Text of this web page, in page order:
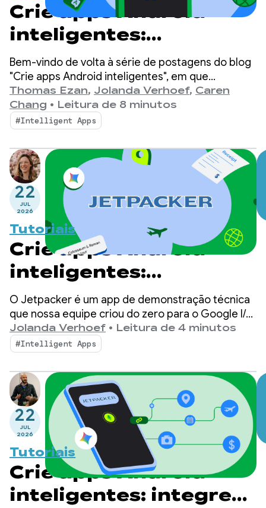
Crie apps Android
inteligentes:
inferência híbrida e na
nuvem
Bem-vindo de volta à série de postagens do blog
"Crie apps Android inteligentes", em que
pegamos um app Android básico e o
transformamos em uma experiência
personalizada, inteligente e com agentes.
Thomas Ezan, Jolanda Verhoef, Caren
Chang • Leitura de 8 minutos
#Intelligent Apps
22
JUL
2026
Tutoriais
Crie apps Android
inteligentes:
introdução ao
Jetpacker
O Jetpacker é um app de demonstração técnica
que nossa equipe criou do zero para o Google I/O
deste ano (usando o Antigravity). Basicamente, o
Jetpacker ajuda os usuários a planejar, explorar e
aproveitar a próxima grande aventura.
Jolanda Verhoef • Leitura de 4 minutos
#Intelligent Apps
22
JUL
2026
Tutoriais
Crie apps Android
inteligentes: integre